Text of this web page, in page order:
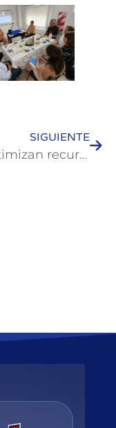
SIGUIENTE
Se optimizan recursos en el trabajo conjunto de la Municipalidad con la policía